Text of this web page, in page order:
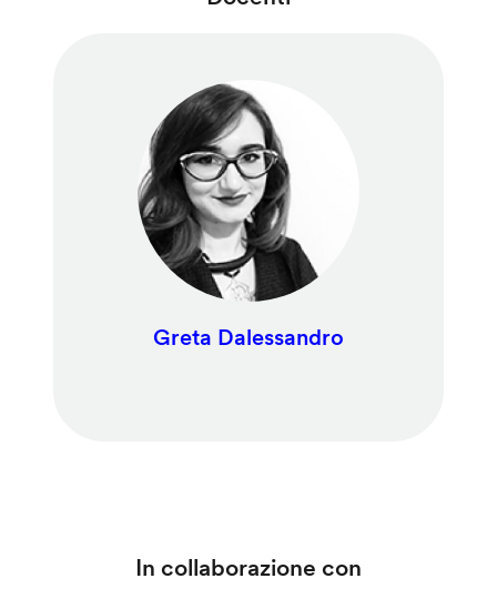
Greta Dalessandro
In collaborazione con